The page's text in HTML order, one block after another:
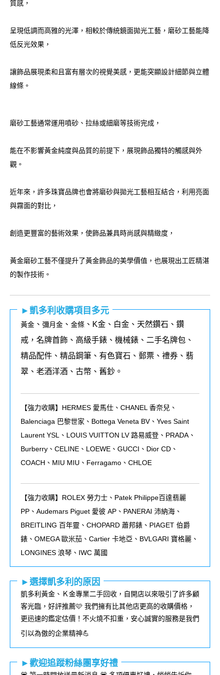
質感，
呈現低調而高雅的光澤，相較於傳統鏡面拋光工藝，磨砂工藝能降
低反光效果，
讓飾品展現柔和且富有層次的視覺美感，更能突顯設計細節與立體
線條。
磨砂工藝通常運用噴砂、拉絲或細磨等技術完成，
能在不影響黃金純度與品質的前提下，展現飾品獨特的觸感與外
觀。
近年來，許多珠寶品牌也會將磨砂與拋光工藝相互結合，利用亮面
與霧面的對比，
創造更豐富的藝術效果，使飾品兼具時尚感與精緻度，
黃金磨砂工藝不僅提升了黃金飾品的美學價值，也展現出工匠精湛
的製作技術。
►凱多利收購項目多元
黃金 、 彌月金 、 金條 、K金、白金、天然鑽石、鑽
戒，名牌首飾、高級手錶、機械錶、二手名牌包、
精品配件、精品鋼筆、有色寶石、郵票、禮券、翡
翠、老酒洋酒、古幣、舊鈔。
【強力收購】HERMES 愛馬仕、CHANEL 香奈兒、
Balenciaga 巴黎世家、Bottega Veneta BV、Yves Saint
Laurent YSL、LOUIS VUITTON LV 路易威登、PRADA、
Burberry、CELINE、LOEWE、GUCCI、Dior CD、
COACH、MIU MIU、Ferragamo、CHLOE
【強力收購】ROLEX 勞力士、 Patek Philippe百達翡麗
PP 、 Audemars Piguet 愛彼 AP 、 PANERAI 沛納海、
BREITLING 百年靈、 CHOPARD 蕭邦錶、 PIAGET 伯爵
錶、 OMEGA歐米茄、 Cartier 卡地亞、 BVLGARI 寶格麗、
LONGINES 浪琴、 IWC 萬國
►選擇凱多利的原因
凱多利黃金、Ｋ金專業二手回收，自開店以來吸引了許多顧
客光臨，好評推薦🩷 我們擁有比其他店更高的收購價格，
更迅速的鑑定估價！不火燒不扣重，安心誠實的服務是我們
引以為傲的企業精神💪
►歡迎追蹤粉絲團享好禮